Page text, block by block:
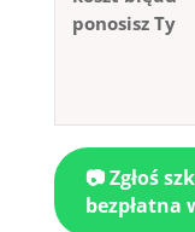
ponosisz Ty
📷 Zgłoś
bezpłatna